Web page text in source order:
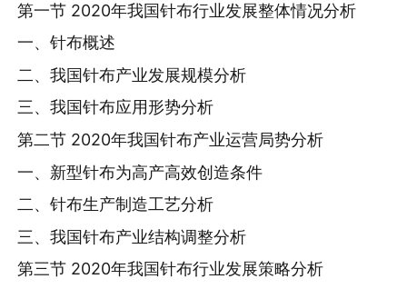
第一节 2020年我国针布行业发展整体情况分析
一、针布概述
二、我国针布产业发展规模分析
三、我国针布应用形势分析
第二节 2020年我国针布产业运营局势分析
一、新型针布为高产高效创造条件
二、针布生产制造工艺分析
三、我国针布产业结构调整分析
第三节 2020年我国针布行业发展策略分析